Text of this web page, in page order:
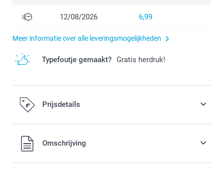
12/08/2026 6,99
Meer informatie over alle leveringsmogelijkheden
Typefoutje gemaakt? Gratis herdruk!
Prijsdetails
Alle prijzen zijn in EURO (€) inclusief BTW en exclusief
verzendkosten.Omschrijving